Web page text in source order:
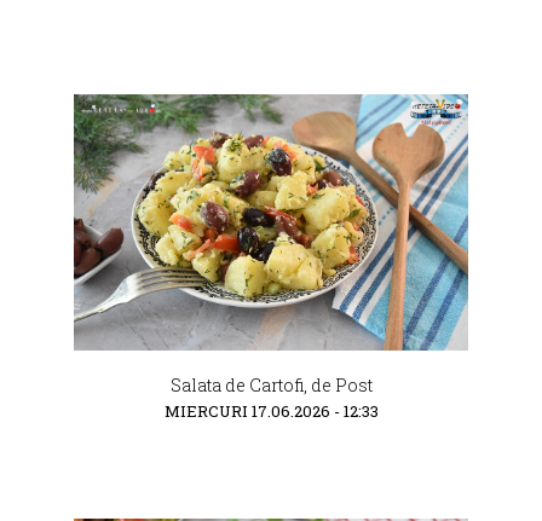
Salata de Cartofi, de Post
MIERCURI 17.06.2026 - 12:33